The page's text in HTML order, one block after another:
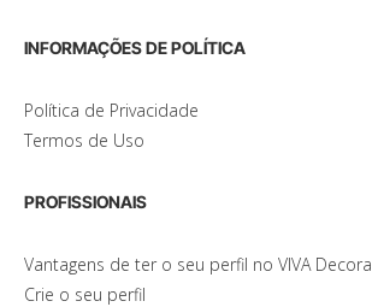
INFORMAÇÕES DE POLÍTICA
Política de Privacidade
Termos de Uso
PROFISSIONAIS
Vantagens de ter o seu perfil no VIVA Decora
Crie o seu perfil